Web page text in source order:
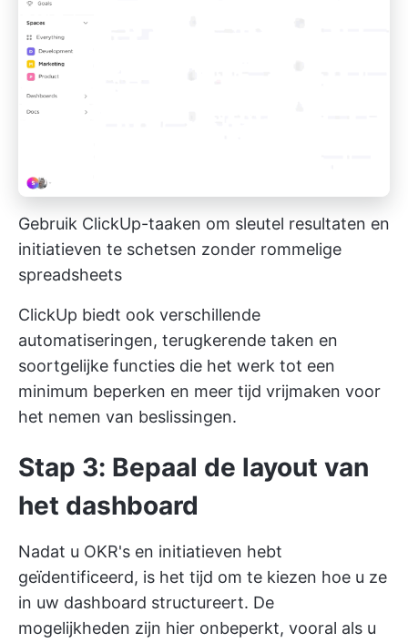
Gebruik ClickUp-taaken om sleutel resultaten en
initiatieven te schetsen zonder rommelige
spreadsheets
ClickUp biedt ook verschillende
automatiseringen, terugkerende taken en
soortgelijke functies die het werk tot een
minimum beperken en meer tijd vrijmaken voor
het nemen van beslissingen.
Stap 3: Bepaal de layout van
het dashboard
Nadat u OKR's en initiatieven hebt
geïdentificeerd, is het tijd om te kiezen hoe u ze
in uw dashboard structureert. De
mogelijkheden zijn hier onbeperkt, vooral als u